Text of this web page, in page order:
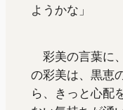
ようかな」
彩美の言葉に
の彩美は、黒恵
ら、きっと心配